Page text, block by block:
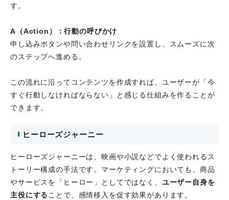
す。
A（Action）：行動の呼びかけ
申し込みボタンや問い合わせリンクを設置し、スムーズに次
のステップへ進める。
この流れに沿ってコンテンツを作成すれば、ユーザーが「今
すぐ行動しなければならない」と感じる仕組みを作ることが
できます。
ヒーローズジャーニー
ヒーローズジャーニーは、映画や小説などでよく使われるス
トーリー構成の手法です。マーケティングにおいても、商品
やサービスを「ヒーロー」としてではなく、 ユーザー自身を
主役にする ことで、感情移入を促す効果があります。